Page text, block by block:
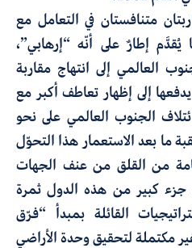
متنافستان في التعامل مع
يُقدَّم إطارٌ على أنّه “إرهابي”،
العالمي إلى انتهاج مقاربة
إلى إظهار تعاطف أكبر مع
الجنوب العالمي على نحو
ما بعد الاستعمار هذا التحوّل
من القلق من عنف الجهات
جزء كبير من هذه الدول ثمرة
القائلة بمبدأ “فرّق
مكتملة لتحقيق وحدة الأراضي